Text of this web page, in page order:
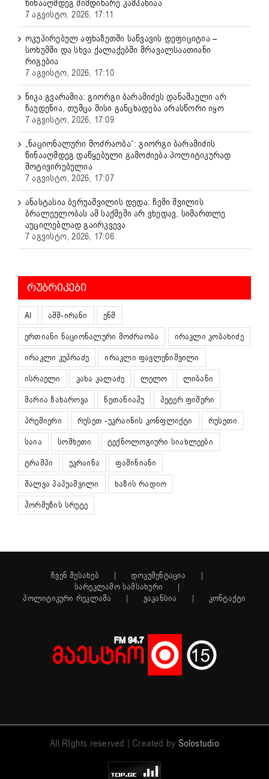
წინააღმდეგ მიმდინარე კამპანიაა
7 აგვისტო, 2026, 17:11
ოკუპირებულ აფხაზეთში საწვავის დეფიციტია –
სოხუმში და სხვა ქალაქებში მრავალსაათიანი
რიგებია
7 აგვისტო, 2026, 17:10
ნიკა გვარამია: გიორგი ბარამიძეს დანაშაული არ
ჩაუდენია, თუმცა მისი განცხადება არასწორი იყო
7 აგვისტო, 2026, 17:09
„ნაციონალური მოძრაობა“: გიორგი ბარამიძის
წინააღმდეგ დაწყებული გამოძიება პოლიტიკურად
მოტივირებულია
7 აგვისტო, 2026, 17:07
ანასტასია ბერუაშვილის დედა: ჩემი შვილის
ბრალეულობას ამ საქმეში არ ვხედავ, სიმართლე
აუცილებლად გაირკვევა
7 აგვისტო, 2026, 17:06
ᲠᲣᲑᲠᲘᲙᲔᲑᲘ
AI აშშ-ირანი
ენმ
ერთიანი ნაციონალური მოძრაობა
ირაკლი კობახიძე
ირაკლი კუპრაძე
ირაკლი ფავლენიშვილი
ისრაელი
კახა კალაძე ლელო
ლიბანი
მარია ზახაროვა
ნეთანიაჰუ
პეტერ ფიშერი
პრემიერი
რუსეთ -უკრაინის კონფლიქტი
რუსეთი
საია
სომხეთი
ტექნოლოგიური სიახლეები
ტრამპი
უკრაინა
ფაშინიანი
შალვა პაპუაშვილი
ხაზის რადიო
ჰორმუზის სრუტე
ჩვენ შესახებ
დოკუმენტაცია
სარეკლამო სამსახური
პოლიტიკური რეკლამა
ვაკანსია კონტაქტი
All RIghts reserved | Created by Solostudio